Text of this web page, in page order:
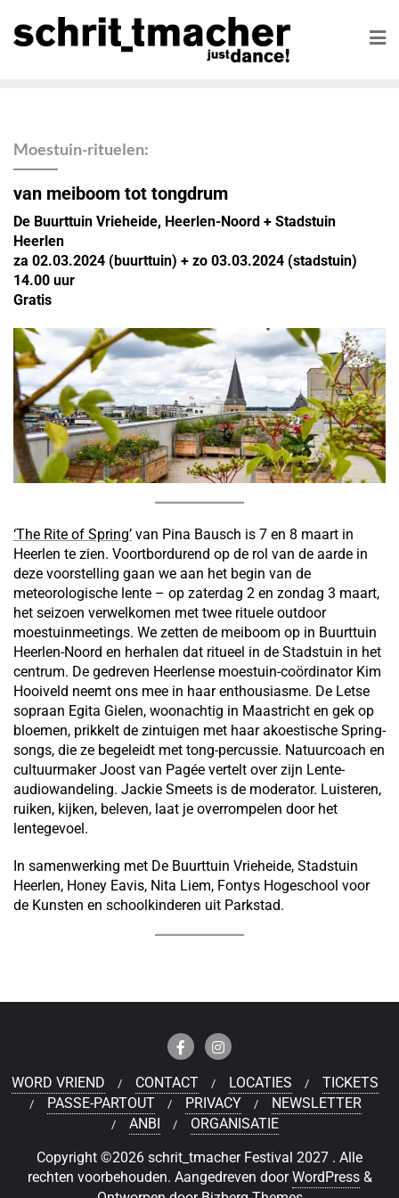
Moestuin-rituelen:
van meiboom tot tongdrum
De Buurttuin Vrieheide, Heerlen-Noord + Stadstuin
Heerlen
za 02.03.2024 (buurttuin) + zo 03.03.2024 (stadstuin)
14.00 uur
Gratis
‘The Rite of Spring’ van Pina Bausch is 7 en 8 maart in
Heerlen te zien. Voortbordurend op de rol van de aarde in
deze voorstelling gaan we aan het begin van de
meteorologische lente – op zaterdag 2 en zondag 3 maart,
het seizoen verwelkomen met twee rituele outdoor
moestuinmeetings. We zetten de meiboom op in Buurttuin
Heerlen-Noord en herhalen dat ritueel in de Stadstuin in het
centrum. De gedreven Heerlense moestuin-coördinator Kim
Hooiveld neemt ons mee in haar enthousiasme. De Letse
sopraan Egita Gielen, woonachtig in Maastricht en gek op
bloemen, prikkelt de zintuigen met haar akoestische Spring-
songs, die ze begeleidt met tong-percussie. Natuurcoach en
cultuurmaker Joost van Pagée vertelt over zijn Lente-
audiowandeling. Jackie Smeets is de moderator. Luisteren,
ruiken, kijken, beleven, laat je overrompelen door het
lentegevoel.
In samenwerking met De Buurttuin Vrieheide, Stadstuin
Heerlen, Honey Eavis, Nita Liem, Fontys Hogeschool voor
de Kunsten en schoolkinderen uit Parkstad.
WORD VRIEND CONTACT LOCATIES
TICKETS
PASSE-PARTOUT
PRIVACY
NEWSLETTER
ANBI
ORGANISATIE
Copyright ©2026 schrit_tmacher Festival 2027 . Alle
rechten voorbehouden. Aangedreven doorWordPress &